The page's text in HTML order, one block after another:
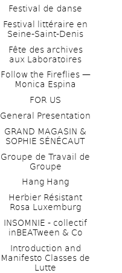
Festival de danse
Festival littéraire en
Seine-Saint-Denis
Fête des archives
aux Laboratoires
Follow the Fireflies —
Monica Espina
FOR US
General Presentation
GRAND MAGASIN &
SOPHIE SÉNÉCAUT
Groupe de Travail de
Groupe
Hang Hang
Herbier Résistant
Rosa Luxemburg
INSOMNIE - collectif
inBEATween & Co
Introduction and
Manifesto Classes de
Lutte